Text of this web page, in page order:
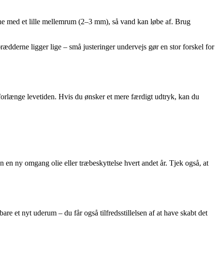
med et lille mellemrum (2–3 mm), så vand kan løbe af. Brug
ligger lige – små justeringer undervejs gør en stor forskel for
levetiden. Hvis du ønsker et mere færdigt udtryk, kan du
ny omgang olie eller træbeskyttelse hvert andet år. Tjek også, at
et nyt uderum – du får også tilfredsstillelsen af at have skabt det